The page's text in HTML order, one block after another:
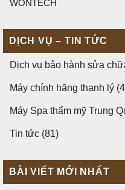
WONTECH
DỊCH VỤ – TIN TỨC
Dịch vụ bảo hành sửa
Máy chính hãng thanh lý
Máy Spa thẩm mỹ Trung
Tin tức (81)
BÀI VIẾT MỚI NHẤT